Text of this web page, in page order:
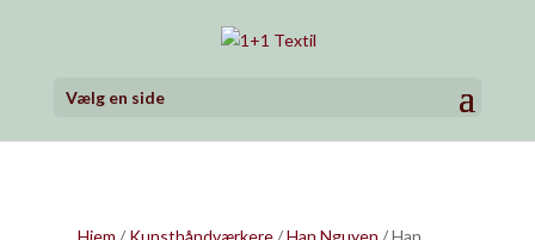
Vælg en side
Hjem / Kunsthåndværkere/Han Nguyen / Han